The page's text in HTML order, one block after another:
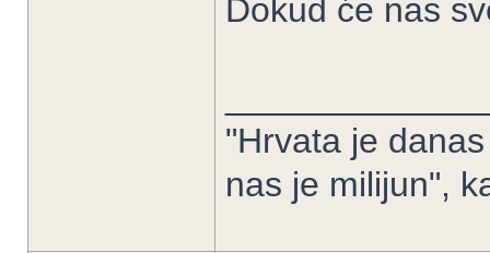
Dokud će nas
"Hrvata je
nas je milijun",